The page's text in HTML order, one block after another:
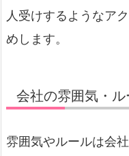
人受けするようなア
めします。
会社の雰囲気・ル
雰囲気やルールは会